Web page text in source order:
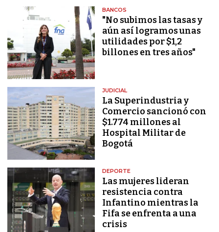
BANCOS
"No subimos las tasas y
aún así logramos unas
utilidades por $1,2
billones en tres años"
JUDICIAL
La Superindustria y
Comercio sancionó con
$1.774 millones al
Hospital Militar de
Bogotá
DEPORTE
Las mujeres lideran
resistencia contra
Infantino mientras la
Fifa se enfrenta a una
crisis